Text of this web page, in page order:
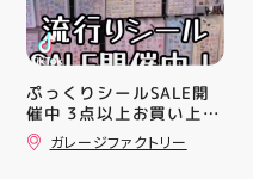
ぷっくりシールSALE開
催中 3点以上お買い上げ
で全品10%OFF!! ️1枚売
りのステッカーは対象外️
ガレージファクトリー